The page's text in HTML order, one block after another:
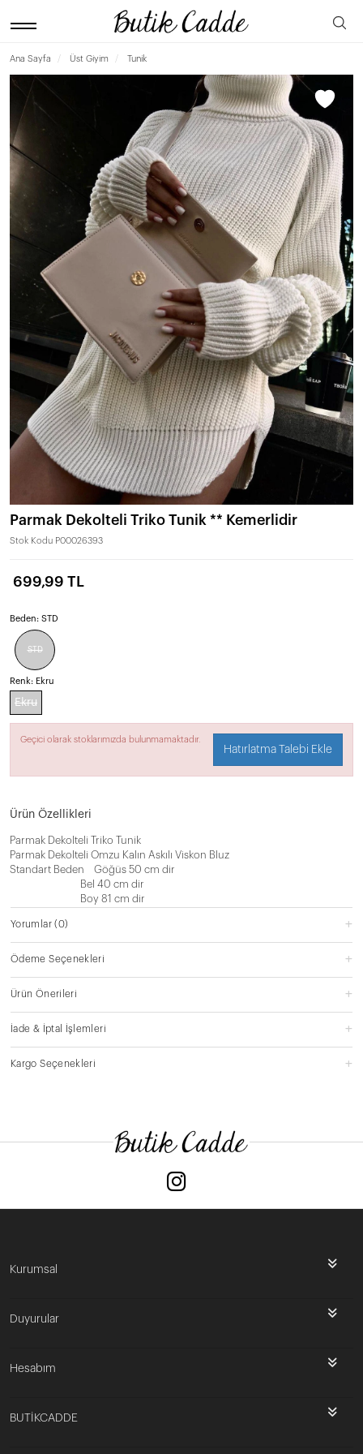
Ana Sayfa Üst Giyim Tunik
Parmak Dekolteli Triko Tunik ** Kemerlidir
Stok Kodu P00026393
699,99 TL
Beden: STD
STD
Renk: Ekru
Ekru
Geçici olarak stoklarımızda bulunmamaktadır.
Hatırlatma Talebi Ekle
Ürün Özellikleri
Parmak Dekolteli Triko Tunik
Parmak Dekolteli Omzu Kalın Askılı Viskon Bluz
Standart Beden Göğüs 50 cm dir
Bel 40 cm dir
Boy 81 cm dir
Yorumlar(0)
Ödeme Seçenekleri
Ürün Önerileri
İade & İptal İşlemleri
Kargo Seçenekleri
Kurumsal
Duyurular
Hesabım
BUTİKCADDE